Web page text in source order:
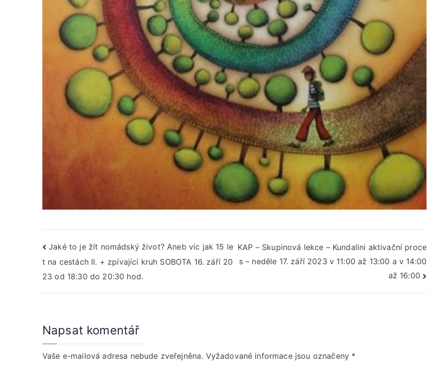
Navigace
pro
příspěvek
Jaké to je žít nomádský život? Aneb víc jak 15 le
t na cestách II. + zpívající kruh SOBOTA 16. září 20
23 od 18:30 do 20:30 hod.
KAP – Skupinová lekce – Kundalini aktivační proce
s – neděle 17. září 2023 v 11:00 až 13:00 a v 14:00
až 16:00
Napsat komentář
Vaše e-mailová adresa nebude zveřejněna. Vyžadované informace jsou označeny *